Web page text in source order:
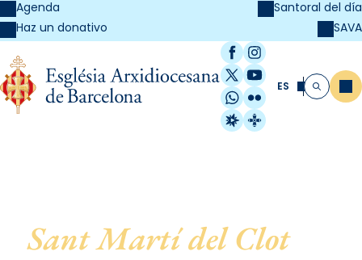
Agenda
Haz un donativo
Santoral del día
SAVA
Facebook
Instagram
X / Twitter
YouTube
WhatsApp
Flickr
Radio Estel
Catalunya
ES Buscar
Sant Martí del Clot, de